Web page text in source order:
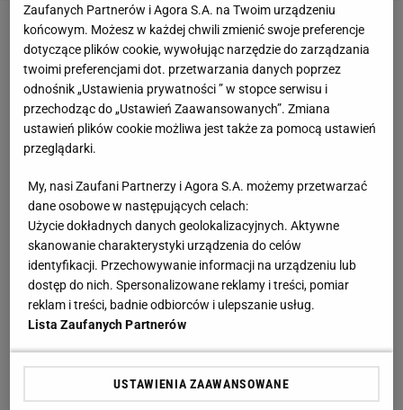
Jest szansa, że Chwalińska nie będzie musiała
rywalizować w kwalifikacjach, które startują już 22
czerwca, a więc dwa tygodnie po paryskim finale
Brytyjscy organizatorzy mogą przyznać Polce tzw.
"dziką kartę", na podstawie której automatycznie
uzyska prawo startu w turnieju głównym (od 29
czerwca). Przyznawanie "dzikich kart" w tenisie to
autonomiczny przywilej władz każdej imprezy,
decydują właściwie sami, komu wręczają
zaproszenia i na jakich zasadach.
Czy Chwalińska otrzyma "dziką kartę"?
Jak to wygląda w przypadku Wimbledonu? Jakie
szanse ma Maja Chwalińska? Zapytałem Victora
Zaufanych Partnerów i Agora S.A. na Twoim urządzeniu
końcowym. Możesz w każdej chwili zmienić swoje preferencje
dotyczące plików cookie, wywołując narzędzie do zarządzania
twoimi preferencjami dot. przetwarzania danych poprzez
odnośnik „Ustawienia prywatności ” w stopce serwisu i
przechodząc do „Ustawień Zaawansowanych”. Zmiana
ustawień plików cookie możliwa jest także za pomocą ustawień
przeglądarki.
My, nasi Zaufani Partnerzy i Agora S.A. możemy przetwarzać
dane osobowe w następujących celach:
Użycie dokładnych danych geolokalizacyjnych. Aktywne
skanowanie charakterystyki urządzenia do celów
identyfikacji. Przechowywanie informacji na urządzeniu lub
dostęp do nich. Spersonalizowane reklamy i treści, pomiar
reklam i treści, badnie odbiorców i ulepszanie usług.
Lista Zaufanych Partnerów
USTAWIENIA ZAAWANSOWANE